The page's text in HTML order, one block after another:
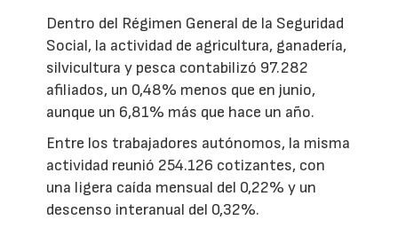
Dentro del Régimen General de la Seguridad
Social, la actividad de agricultura, ganadería,
silvicultura y pesca contabilizó 97.282
afiliados, un 0,48% menos que en junio,
aunque un 6,81% más que hace un año.
Entre los trabajadores autónomos, la misma
actividad reunió 254.126 cotizantes, con
una ligera caída mensual del 0,22% y un
descenso interanual del 0,32%.